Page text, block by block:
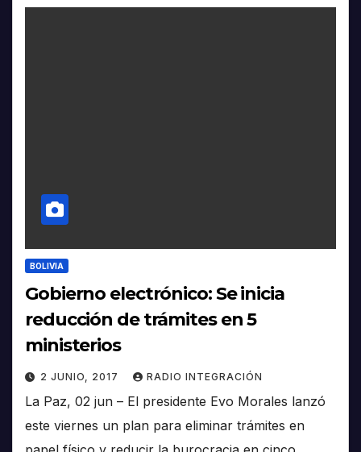
BOLIVIA
Gobierno electrónico: Se inicia
reducción de trámites en 5
ministerios
2 JUNIO, 2017 RADIO INTEGRACIÓN
La Paz, 02 jun – El presidente Evo Morales lanzó
este viernes un plan para eliminar trámites en